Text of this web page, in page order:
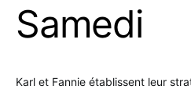
Samedi
Karl et Fannie établissent leur